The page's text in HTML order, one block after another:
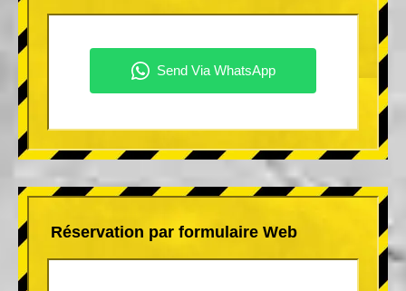
Réservation par formulaire Web